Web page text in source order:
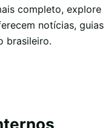
completo, explore
notícias, guias
brasileiro.